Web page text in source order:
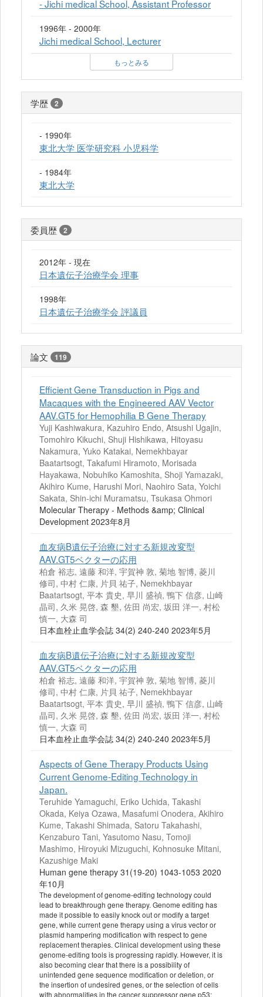
- Jichi medical School, Assistant Professor
1996年 - 2000年
Jichi medical School, Lecturer
もっとみる
学歴 2
- 1990年
東北大学 医学研究科 小児科学
- 1984年
東北大学
委員歴 2
2012年 - 現在
日本遺伝子治療学会 理事
1998年
日本遺伝子治療学会 評議員
論文 119
Efficient Gene Transduction in Pigs and
Macaques with the Engineered AAV Vector
AAV.GT5 for Hemophilia B Gene Therapy
Yuji Kashiwakura, Kazuhiro Endo, Atsushi Ugajin,
Tomohiro Kikuchi, Shuji Hishikawa, Hitoyasu
Nakamura, Yuko Katakai, Nemekhbayar
Baatartsogt, Takafumi Hiramoto, Morisada
Hayakawa, Nobuhiko Kamoshita, Shoji Yamazaki,
Akihiro Kume, Harushi Mori, Naohiro Sata, Yoichi
Sakata, Shin-ichi Muramatsu, Tsukasa Ohmori
Molecular Therapy - Methods &amp; Clinical
Development 2023年8月
血友病B遺伝子治療に対する新規改変型
AAV.GT5ベクターの応用
柏倉 裕志, 遠藤 和洋, 宇賀神 敦, 菊地 智博, 菱川
修司, 中村 仁康, 片貝 祐子, Nemekhbayar
Baatartsogt, 平本 貴史, 早川 盛禎, 鴨下 信彦, 山崎
晶司, 久米 晃啓, 森 墾, 佐田 尚宏, 坂田 洋一, 村松
慎一, 大森 司
日本血栓止血学会誌 34(2) 240-240 2023年5月
血友病B遺伝子治療に対する新規改変型
AAV.GT5ベクターの応用
柏倉 裕志, 遠藤 和洋, 宇賀神 敦, 菊地 智博, 菱川
修司, 中村 仁康, 片貝 祐子, Nemekhbayar
Baatartsogt, 平本 貴史, 早川 盛禎, 鴨下 信彦, 山崎
晶司, 久米 晃啓, 森 墾, 佐田 尚宏, 坂田 洋一, 村松
慎一, 大森 司
日本血栓止血学会誌 34(2) 240-240 2023年5月
Aspects of Gene Therapy Products Using
Current Genome-Editing Technology in
Japan.
Teruhide Yamaguchi, Eriko Uchida, Takashi
Okada, Keiya Ozawa, Masafumi Onodera, Akihiro
Kume, Takashi Shimada, Satoru Takahashi,
Kenzaburo Tani, Yasutomo Nasu, Tomoji
Mashimo, Hiroyuki Mizuguchi, Kohnosuke Mitani,
Kazushige Maki
Human gene therapy 31(19-20) 1043-1053 2020
年10月
The development of genome-editing technology could
lead to breakthrough gene therapy. Genome editing has
made it possible to easily knock out or modify a target
gene, while current gene therapy using a virus vector or
plasmid hampering modification with respect to gene
replacement therapies. Clinical development using these
genome-editing tools is progressing rapidly. However, it is
also becoming clear that there is a possibility of
unintended gene sequence modification or deletion, or
the insertion of undesired genes, or the selection of cells
with abnormalities in the cancer suppressor gene p53;